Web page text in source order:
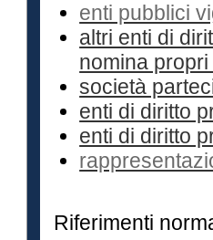
enti pubblici
altri enti di
nomina
società
enti di diritto
enti di diritto
Riferimenti